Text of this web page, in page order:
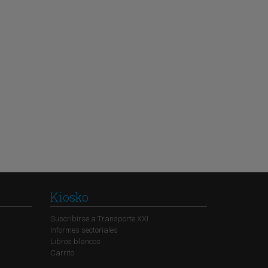
Kiosko
Suscribirse a Transporte XXI
Informes sectoriales
Libros blancos
Carrito